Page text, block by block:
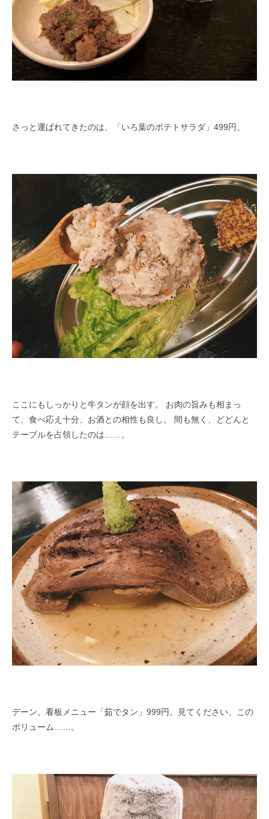
さっと運ばれてきたのは、「いろ葉のポテトサラダ」499円。
ここにもしっかりと牛タンが顔を出す。 お肉の旨みも相まっ
て、食べ応え十分、お酒との相性も良し。 間も無く、どどんと
テーブルを占領したのは……。
デーン。看板メニュー「茹でタン」999円。見てください、この
ボリューム……。